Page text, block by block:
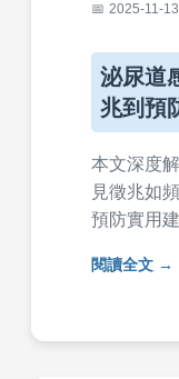
2025-11-13
泌尿道
兆到預
本文深度
見徵兆如
預防實用
症狀的關
閱讀全文